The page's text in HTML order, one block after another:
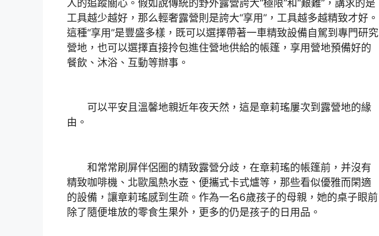
人的追蹤關心。假如說傳統的野外露營誇大“極限”和“艱難”，講求的是
工具越少越好，那么輕奢露營則是誇大“享用”，工具越多越精致才好。
這種“享用”是豐盛多樣，既可以選擇帶著一車精致設備自駕到專門研究
營地，也可以選擇直接拎包進住營地供給的帳篷，享用營地預備好的
餐飲、沐浴、互動等辦事。
可以平安且溫馨地親近年夜天然，這是章莉瑤屢次到露營地的緣
由。
和常常刷屏伴侶圈的精致露營分歧，在章莉瑤的帳篷前，并沒有
精致咖啡機、北歐風熱水壺、便攜式卡式爐等，那些看似優雅而閑適
的設備，讓章莉瑤感到生疏。作為一名6歲孩子的母親，她的桌子眼前
除了隨便堆放的零食生果外，更多的仍是孩子的日用品。